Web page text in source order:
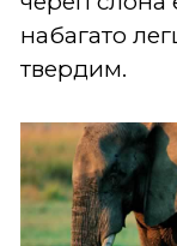
набагато
твердим.